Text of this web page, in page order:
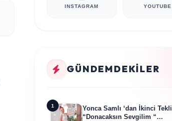
INSTAGRAM YOUTUBE
GÜNDEMDEKILER
1
Yonca Samlı ‘dan İkinci Tekli
“Donacaksın Sevgilim “